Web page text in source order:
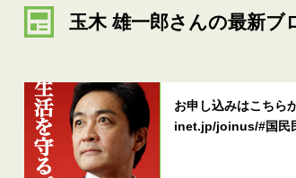
玉木 雄一郎さんの最新ブ
お申し込みはこち
inet.jp/joinus/#国民